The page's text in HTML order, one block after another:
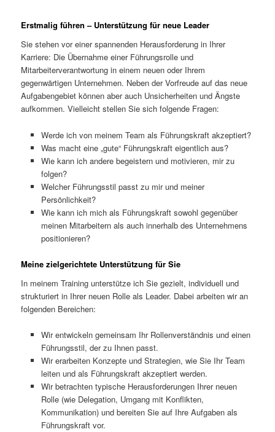
Erstmalig führen – Unterstützung für neue Leader
Sie stehen vor einer spannenden Herausforderung in Ihrer
Karriere: Die Übernahme einer Führungsrolle und
Mitarbeiterverantwortung in einem neuen oder Ihrem
gegenwärtigen Unternehmen. Neben der Vorfreude auf das neue
Aufgabengebiet können aber auch Unsicherheiten und Ängste
aufkommen. Vielleicht stellen Sie sich folgende Fragen:
Werde ich von meinem Team als Führungskraft akzeptiert?
Was macht eine „gute“ Führungskraft eigentlich aus?
Wie kann ich andere begeistern und motivieren, mir zu
folgen?
Welcher Führungsstil passt zu mir und meiner
Persönlichkeit?
Wie kann ich mich als Führungskraft sowohl gegenüber
meinen Mitarbeitern als auch innerhalb des Unternehmens
positionieren?
Meine zielgerichtete Unterstützung für Sie
In meinem Training unterstütze ich Sie gezielt, individuell und
strukturiert in Ihrer neuen Rolle als Leader. Dabei arbeiten wir an
folgenden Bereichen:
Wir entwickeln gemeinsam Ihr Rollenverständnis und einen
Führungsstil, der zu Ihnen passt.
Wir erarbeiten Konzepte und Strategien, wie Sie Ihr Team
leiten und als Führungskraft akzeptiert werden.
Wir betrachten typische Herausforderungen Ihrer neuen
Rolle (wie Delegation, Umgang mit Konflikten,
Kommunikation) und bereiten Sie auf Ihre Aufgaben als
Führungskraft vor.